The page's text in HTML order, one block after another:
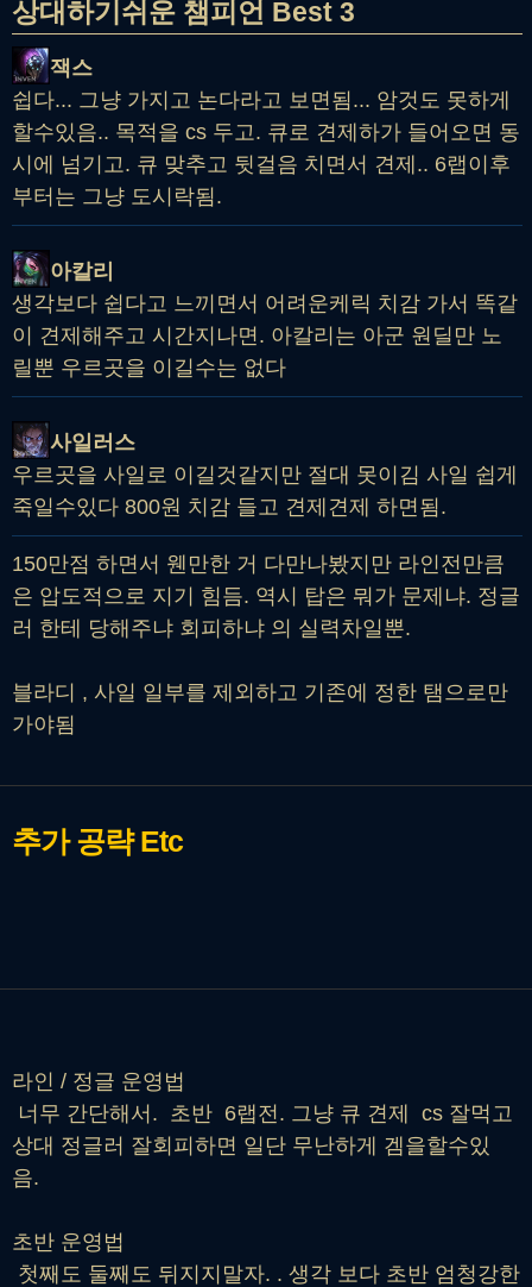
상대하기쉬운 챔피언 Best 3
잭스
쉽다... 그냥 가지고 논다라고 보면됨... 암것도 못하게
할수있음.. 목적을 cs 두고. 큐로 견제하가 들어오면 동
시에 넘기고. 큐 맞추고 뒷걸음 치면서 견제.. 6랩이후
부터는 그냥 도시락됨.
아칼리
생각보다 쉽다고 느끼면서 어려운케릭 치감 가서 똑같
이 견제해주고 시간지나면. 아칼리는 아군 원딜만 노
릴뿐 우르곳을 이길수는 없다
사일러스
우르곳을 사일로 이길것같지만 절대 못이김 사일 쉽게
죽일수있다 800원 치감 들고 견제견제 하면됨.
150만점 하면서 웬만한 거 다만나봤지만 라인전만큼
은 압도적으로 지기 힘듬. 역시 탑은 뭐가 문제냐. 정글
러 한테 당해주냐 회피하냐 의 실력차일뿐.
블라디 , 사일 일부를 제외하고 기존에 정한 탬으로만
가야됨
추가 공략Etc
라인 / 정글 운영법
너무 간단해서. 초반 6랩전. 그냥 큐 견제 cs 잘먹고
상대 정글러 잘회피하면 일단 무난하게 겜을할수있
음.
초반 운영법
첫째도 둘째도 뒤지지말자. . 생각 보다 초반 엄청강한